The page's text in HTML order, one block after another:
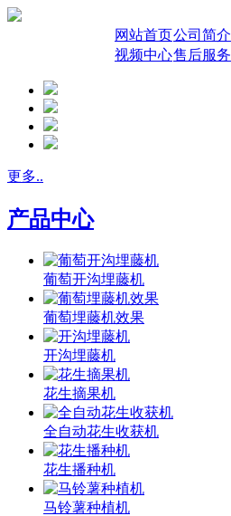
网站首页公司简介
视频中心售后服务
更多..
产品中心
葡萄开沟埋藤机
葡萄埋藤机效果
开沟埋藤机
花生摘果机
全自动花生收获机
花生播种机
马铃薯种植机